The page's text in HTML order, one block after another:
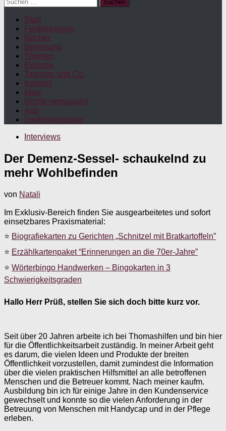
nach:
Start
Fortbildungen
Bücher
Betreuung
Themen
Exklusiv
Taschen und Co.
Kontakt
Maw
Nichts verpassen!
App
Stellenangebote
Interviews
Der Demenz-Sessel- schaukelnd zu
mehr Wohlbefinden
von Natali
Im Exklusiv-Bereich finden Sie ausgearbeitetes und sofort
einsetzbares Praxismaterial:
⭐ Biografiekarten zu Gerichten „Schnitzel mit Bratkartoffeln”
⭐ Erzählkartenpaket “Erinnerungen an die 70er-Jahre”
⭐ Wörterbingo Handwerken – Bingokarten in 3
Schwierigkeitsgraden
Hallo Herr Prüß, stellen Sie sich doch bitte kurz vor.
Seit über 20 Jahren arbeite ich bei Thomashilfen und bin hier
für die Öffentlichkeitsarbeit zuständig. In meiner Arbeit geht
es darum, die vielen Ideen und Produkte der breiten
Öffentlichkeit vorzustellen, damit zumindest die Information
über die vielen praktischen Hilfsmittel an alle betroffenen
Menschen und die Betreuer kommt. Nach meiner kaufm.
Ausbildung bin ich für einige Jahre in den Kundenservice
gewechselt und konnte so die vielen Anforderung in der
Betreuung von Menschen mit Handycap und in der Pflege
erleben.